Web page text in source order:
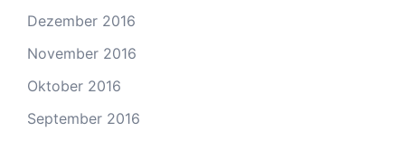
Dezember 2016
November 2016
Oktober 2016
September 2016